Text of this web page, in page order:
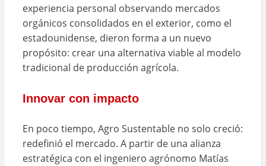
experiencia personal observando mercados
orgánicos consolidados en el exterior, como el
estadounidense, dieron forma a un nuevo
propósito: crear una alternativa viable al modelo
tradicional de producción agrícola.
Innovar con impacto
En poco tiempo, Agro Sustentable no solo creció:
redefinió el mercado. A partir de una alianza
estratégica con el ingeniero agrónomo Matías